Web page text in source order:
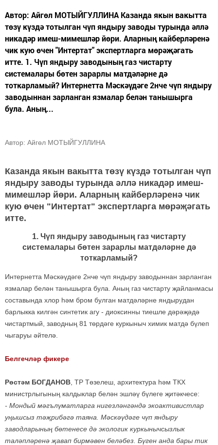
Автор: Айгөл МОТЫЙГУЛЛИНА Казанда якын вакытта
төзү күздә тотылган чүп яндыру заводы турында әллә
никадәр имеш-мимешләр йөри. Аларның кайберләренә
чик кую өчен "Интертат" экспертларга мөрәҗәгать
итте. 1. Чүп яндыру заводының газ чистарту
системалары бөтен зарарлы матдәләрне дә
тоткарламый? Интернетта Мәскәүдәге 2нче чүп яндыру
заводыннан зарланган язмалар белән танышырга
була. Аның...
Автор: Айгөл МОТЫЙГУЛЛИНА
Казанда якын вакытта төзү күздә тотылган чүп
яндыру заводы турында әллә никадәр имеш-
мимешләр йөри. Аларның кайберләренә чик
кую өчен "Интертат" экспертларга мөрәҗәгать
итте.
1. Чүп яндыру заводының газ чистарту
системалары бөтен зарарлы матдәләрне дә
тоткарламый?
Интернетта Мәскәүдәге 2нче чүп яндыру заводыннан зарланган
язмалар белән танышырга була. Аның газ чистарту җайланмасы
составында хлор һәм бром булган матдәләрне яндырудан
барлыкка килгән синтетик агу - диоксинны тиешле дәрәҗәдә
чистартмый, заводның 81 төрдәге куркыныч химик матдә бүлеп
чыгаруы әйтелә.
Белгечләр фикере
Рөстәм БОГДАНОВ , ТР Төзелеш, архитектура һәм ТКХ
министрлыгының калдыклар белән эшләү бүлеге җитәкчесе:
- Мондый мәгълүматларга нигезләнгәндә экоактивистлар
уңышсыз тәҗрибәгә таяна. Мәскәүдәге чүп яндыру
заводларының бөтенесе дә экологик куркынычсызлык
таләпләренә җавап бирмәвен беләбез. Бүген анда бары тик